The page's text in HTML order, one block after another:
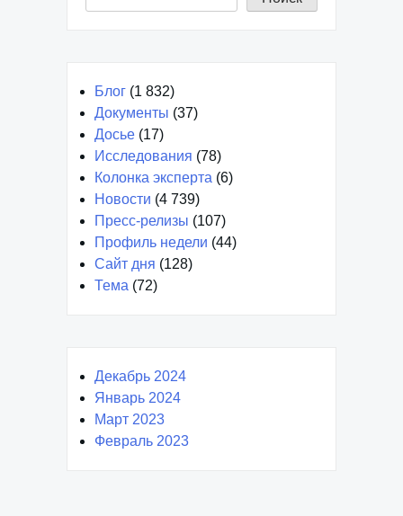
Блог (1 832)
Документы (37)
Досье (17)
Исследования (78)
Колонка эксперта (6)
Новости (4 739)
Пресс-релизы (107)
Профиль недели (44)
Сайт дня (128)
Тема (72)
Декабрь 2024
Январь 2024
Март 2023
Февраль 2023